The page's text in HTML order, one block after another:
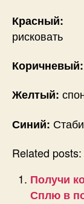
Красный:
рисковать
Коричневый:
Желтый:
Синий:
Related posts:
Получи
Сплю в